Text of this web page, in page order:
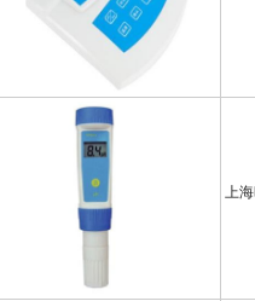
上